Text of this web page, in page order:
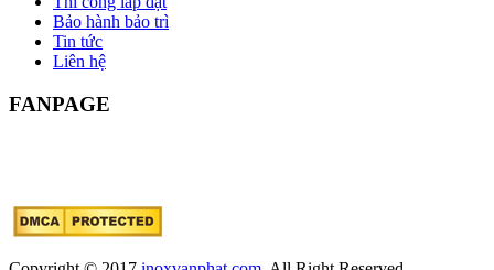
Bảo hành bảo trì
Tin tức
Liên hệ
FANPAGE